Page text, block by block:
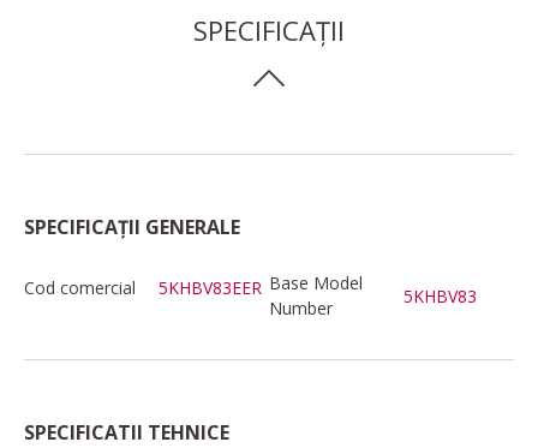
SPECIFICAȚII
SPECIFICAȚII GENERALE
Cod comercial 5KHBV83EER Base Model
Number
5KHBV83
SPECIFICATII TEHNICE